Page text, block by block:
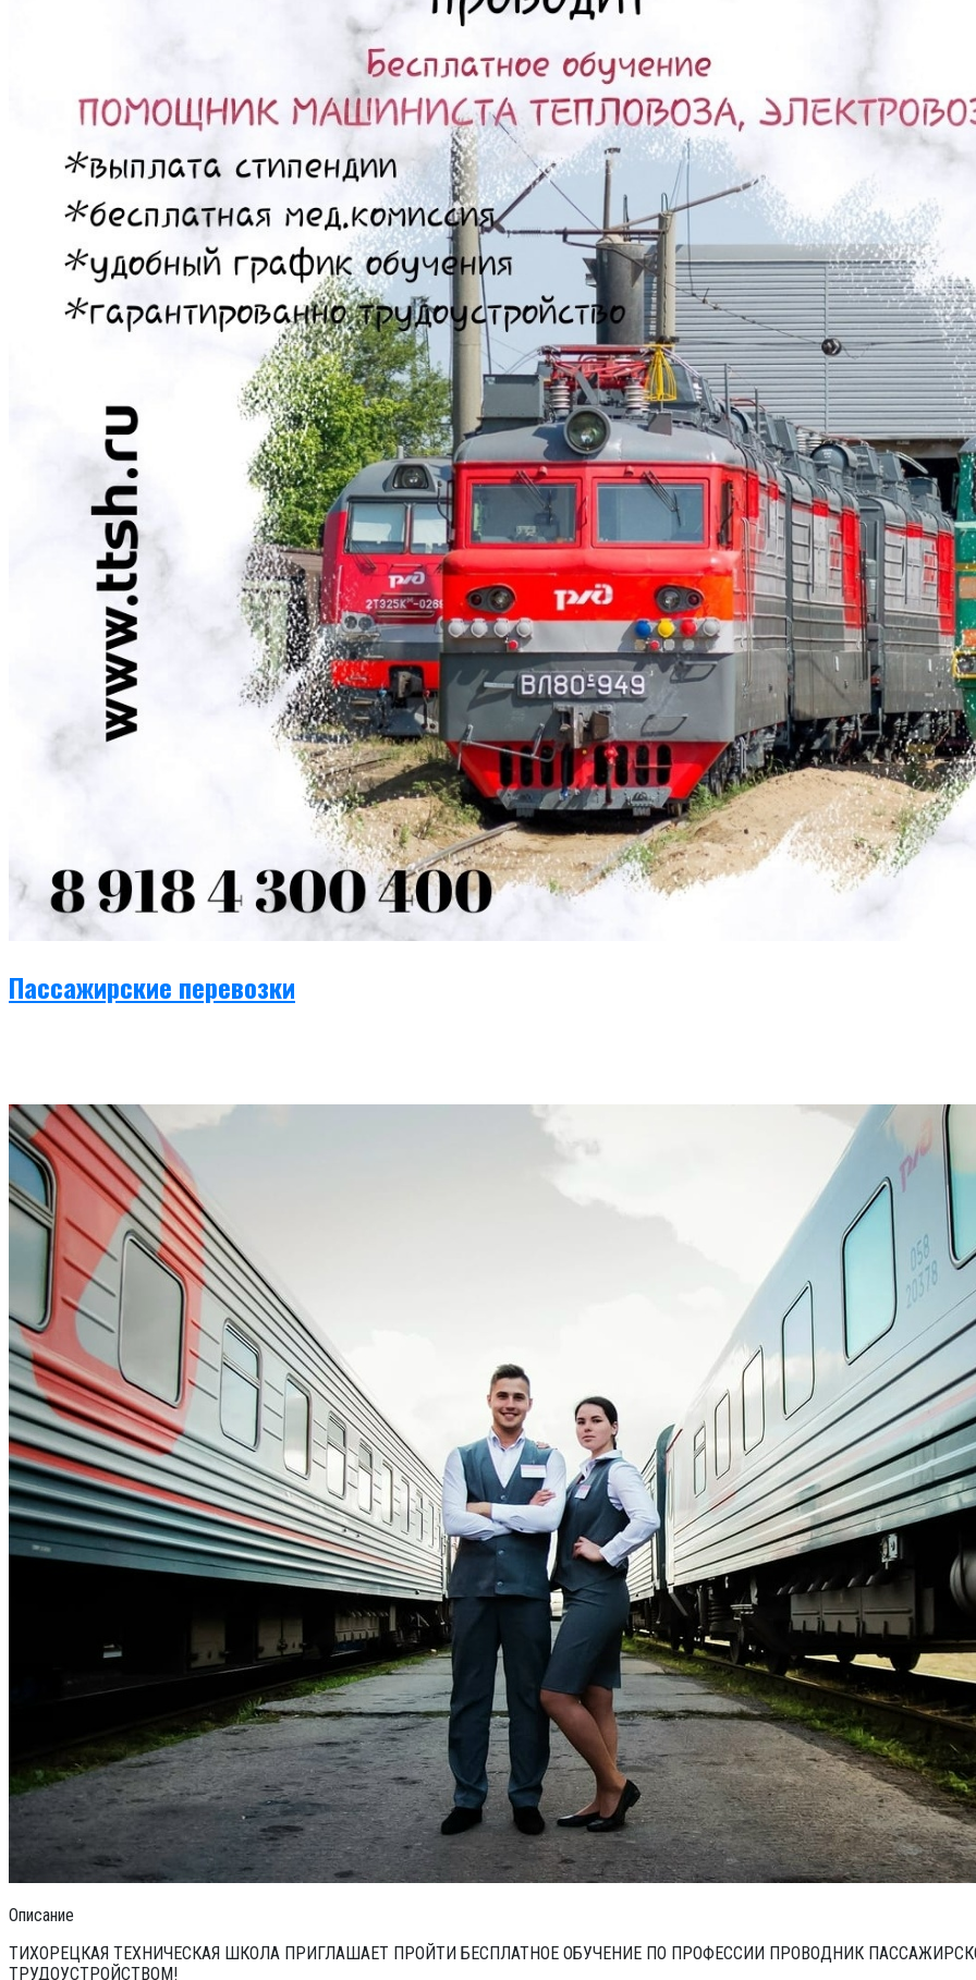
Пассажирские перевозки
Описание
ТИХОРЕЦКАЯ ТЕХНИЧЕСКАЯ ШКОЛА ПРИГЛАШАЕТ ПРОЙТИ БЕСПЛАТНОЕ ОБУЧЕНИЕ ПО ПРОФЕССИИ ПРОВОДНИК
ТРУДОУСТРОЙСТВОМ!